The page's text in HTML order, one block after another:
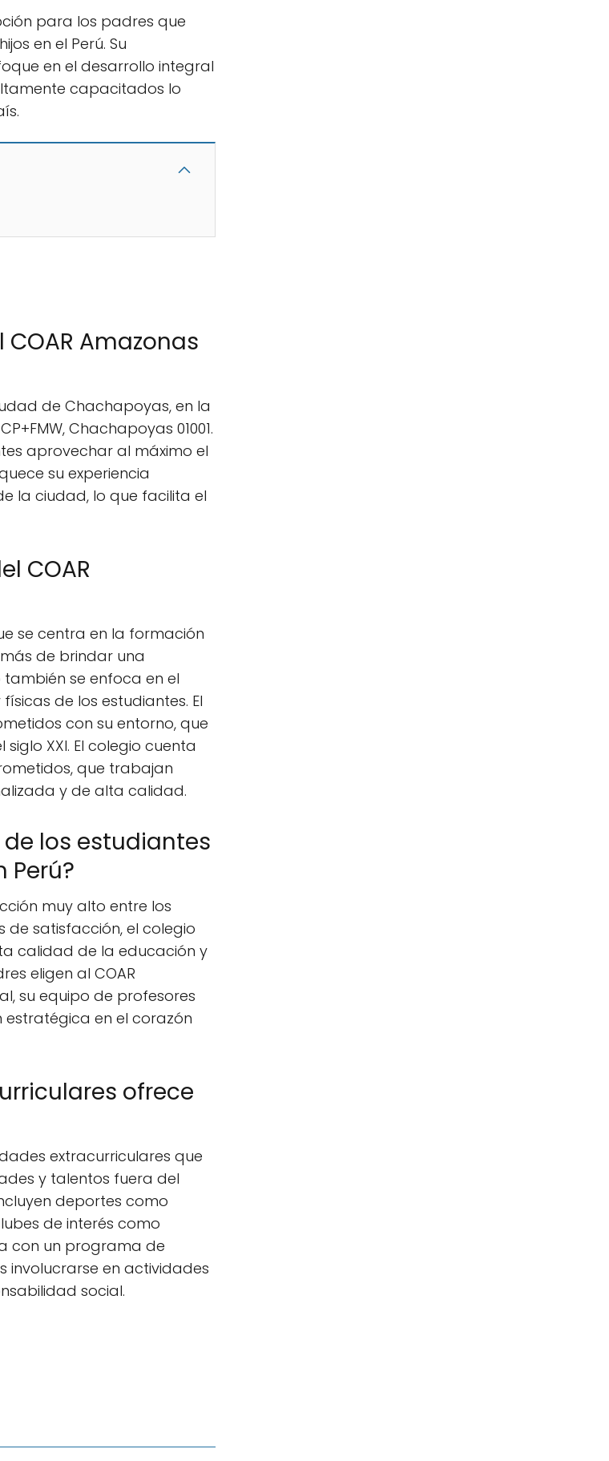
para los padres que
en el Perú. Su
en el desarrollo integral
capacitados lo
Amazonas
de Chachapoyas, en la
Chachapoyas 01001.
aprovechar al máximo el
su experiencia
la ciudad, lo que facilita el
COAR
se centra en la formación
de brindar una
se enfoca en el
de los estudiantes. El
con su entorno, que
XXI. El colegio cuenta
que trabajan
y de alta calidad.
los estudiantes
Perú?
muy alto entre los
de satisfacción, el colegio
calidad de la educación y
eligen al COAR
su equipo de profesores
en el corazón
ofrece
extracurriculares que
y talentos fuera del
deportes como
de interés como
con un programa de
involucrarse en actividades
social.